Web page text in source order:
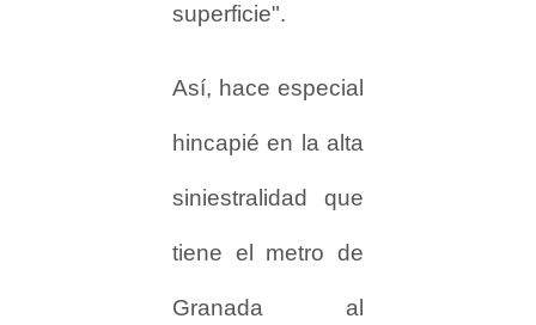
superficie".
Así, hace especial
hincapié en la alta
siniestralidad que
tiene el metro de
Granada al